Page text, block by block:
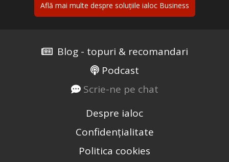
Află mai multe despre soluțiile ialoc Business
Blog - topuri & recomandari
Podcast
Scrie-ne pe chat
Despre ialoc
Confidențialitate
Politica cookies